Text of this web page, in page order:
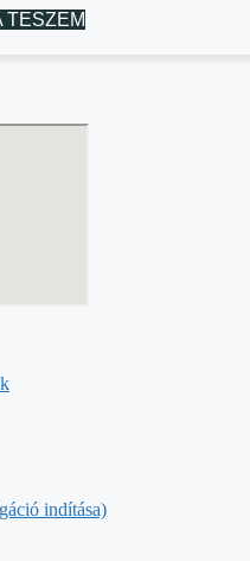
TESZEM
indítása)